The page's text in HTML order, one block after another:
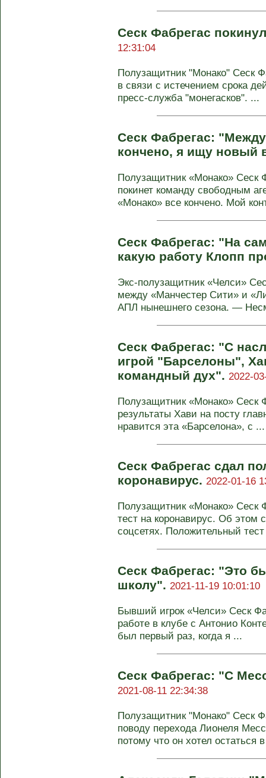
Сеск Фабрегас
12:31:04
Полузащитник "Монако" Сеск
в связи с истечением срока
пресс-служба "монегасков". ...
Сеск Фабрегас:
кончено, я ищу новый
Полузащитник «Монако» Сеск
покинет команду свободным
«Монако» все кончено. Мой
Сеск Фабрегас: "На
какую работу Клопп
Экс-полузащитник «Челси»
между «Манчестер Сити» и
АПЛ нынешнего сезона. —
Сеск Фабрегас: "С
игрой "Барселоны",
командный дух". 2022-
Полузащитник «Монако» Сеск
результаты Хави на посту
нравится эта «Барселона», с ...
Сеск Фабрегас сдал
коронавирус. 2022-01-16
Полузащитник «Монако» Сеск
тест на коронавирус. Об
соцсетях. Положительный
Сеск Фабрегас: "Это
школу". 2021-11-19 10:01:10
Бывший игрок «Челси» Сеск
работе в клубе с Антонио
был первый раз, когда я ...
Сеск Фабрегас: "С
2021-08-11 22:34:38
Полузащитник "Монако" Сеск
поводу перехода Лионеля
потому что он хотел остаться